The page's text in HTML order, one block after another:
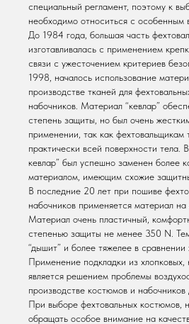
специальный регламент, поэтому к
необходимо относиться с особенным
До 1984 года, большая часть
изготавливалась с применением
связи с ужесточением критериев
1998, началось использование
производстве тканей для
набочников. Материал “кевлар”
степень защиты, но был очень
применении, так как фехтовальщикам
практически всей поверхности тела.
кевлар” был успешно заменен более
материалом, имеющим схожие
В последние 20 лет при пошиве
набочников применяется материал
Материал очень пластичный,
степенью защиты не менее 350 N.
“дышит” и более тяжелее в сравнении
Применение подкладки из хлопковых,
является решением проблемы
производстве костюмов и набочников
При выборе фехтовальных костюмов,
обращать особое внимание на